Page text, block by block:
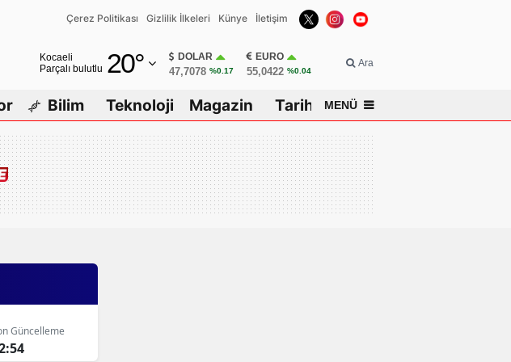
Çerez Politikası Gizlilik İlkeleri Künye İletişim
Kocaeli
Parçalı bulutlu 20°
Afyonkarahisar
Ağrı
Amasya
Ankara
DOLAR
47,7078 %0.17
EURO
55,0422 %0.04
Ara
Bilim Teknoloji Magazin Tarih MENÜ
Güncelleme